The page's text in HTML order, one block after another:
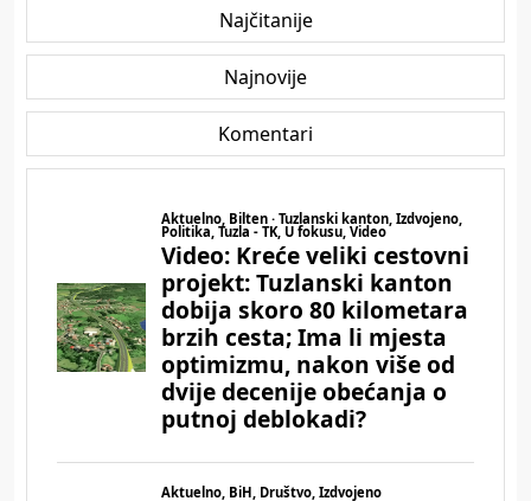
Najčitanije
Najnovije
Komentari